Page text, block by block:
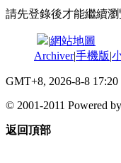
請先登錄後才能繼續瀏
|網站地圖
Archiver|手機版|
GMT+8, 2026-8-8 17:20
© 2001-2011 Powered by
返回頂部